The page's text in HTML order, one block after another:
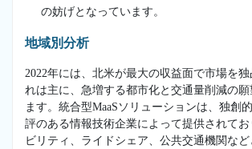
の妨げとなっています。
地域別分析
2022年には、北米が最大の収益面で市場を独
れは主に、急増する都市化と交通量削減の
ます。統合型MaaSソリューションは、独創
評のある情報技術企業によって提供されて
ビリティ、ライドシェア、公共交通機関な